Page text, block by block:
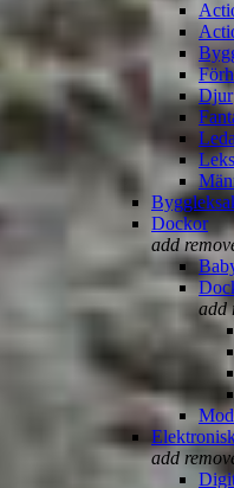
Djur
Dockor
add
add
add